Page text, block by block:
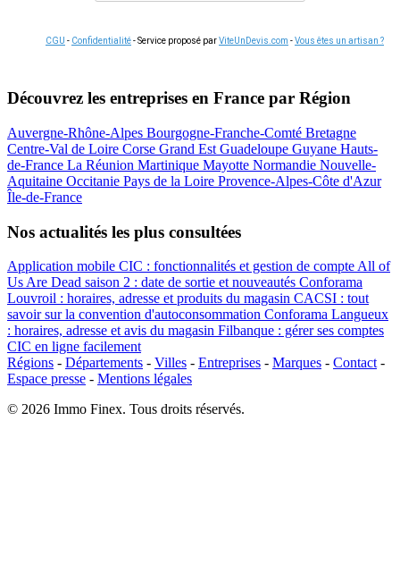
CGU - Confidentialité- Service proposé parViteUnDevis.com -Vous êtes un artisan ?
Découvrez les entreprises en France par Région
Auvergne-Rhône-Alpes Bourgogne-Franche-Comté Bretagne
Centre-Val de Loire Corse Grand Est Guadeloupe Guyane Hauts-
de-France La Réunion Martinique Mayotte Normandie Nouvelle-
Aquitaine Occitanie Pays de la Loire Provence-Alpes-Côte d'Azur
Île-de-France
Nos actualités les plus consultées
Application mobile CIC : fonctionnalités et gestion de compte All of
Us Are Dead saison 2 : date de sortie et nouveautés Conforama
Louvroil : horaires, adresse et produits du magasin CACSI : tout
savoir sur la convention d'autoconsommation Conforama Langueux
: horaires, adresse et avis du magasin Filbanque : gérer ses comptes
CIC en ligne facilement
Régions - Départements - Villes - Entreprises - Marques - Contact -
Espace presse - Mentions légales
© 2026 Immo Finex. Tous droits réservés.